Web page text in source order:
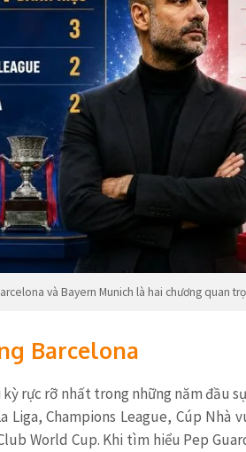
và Bayern Munich là hai chương quan
Barcelona
rực rỡ nhất trong những năm đầu
Champions League, Cúp Nhà
World Cup. Khi tìm hiểu Pep